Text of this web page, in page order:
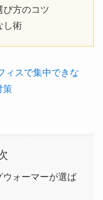
び方のコツ
し術
ィスで集中できな
策
ォーマーが選ば